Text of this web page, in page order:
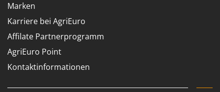
Marken
Karriere bei AgriEuro
Affilate Partnerprogramm
AgriEuro Point
Kontaktinformationen